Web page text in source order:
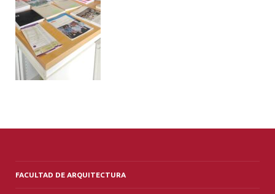
FACULTAD DE ARQUITECTURA